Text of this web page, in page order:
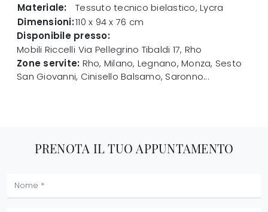
Materiale:
Tessuto tecnico bielastico, Lycra
Dimensioni:110 x 94 x 76 cm
Disponibile presso:
Mobili Riccelli Via Pellegrino Tibaldi 17, Rho
Zone servite: Rho, Milano, Legnano, Monza, Sesto
San Giovanni, Cinisello Balsamo, Saronno...
PRENOTA IL TUO APPUNTAMENTO